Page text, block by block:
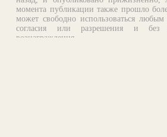
момента публикации также прошло
может свободно использоваться
согласия или разрешения и без
вознаграждения.